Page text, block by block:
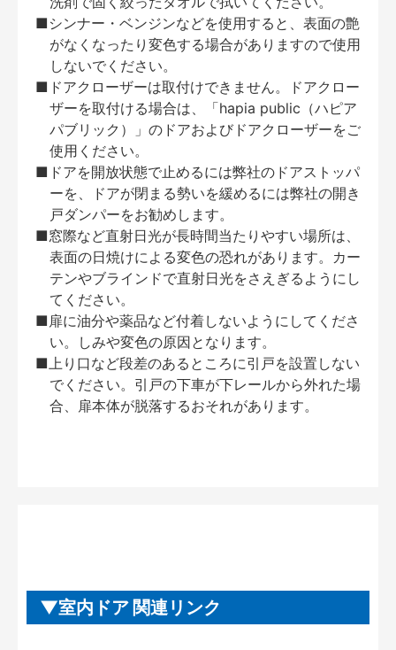
■シンナー・ベンジンなどを使用すると、表面の艶
がなくなったり変色する場合がありますので使用
しないでください。
■ドアクローザーは取付けできません。ドアクロー
ザーを取付ける場合は、「hapia public（ハピア
パブリック）」のドアおよびドアクローザーをご
使用ください。
■ドアを開放状態で止めるには弊社のドアストッパ
ーを、ドアが閉まる勢いを緩めるには弊社の開き
戸ダンパーをお勧めします。
■窓際など直射日光が長時間当たりやすい場所は、
表面の日焼けによる変色の恐れがあります。カー
テンやブラインドで直射日光をさえぎるようにし
てください。
■扉に油分や薬品など付着しないようにしてくださ
い。しみや変色の原因となります。
■上り口など段差のあるところに引戸を設置しない
でください。引戸の下車が下レールから外れた場
合、扉本体が脱落するおそれがあります。
室内ドア 関連リンク